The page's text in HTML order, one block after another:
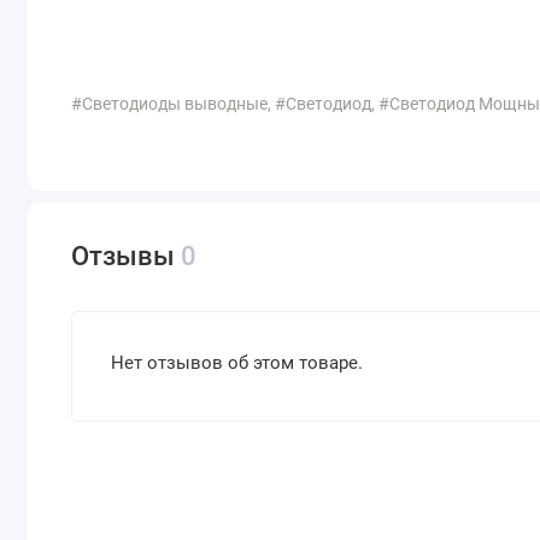
#Светодиоды выводные, #Светодиод, #Светодиод
Отзывы 0
Нет отзывов об этом товаре.